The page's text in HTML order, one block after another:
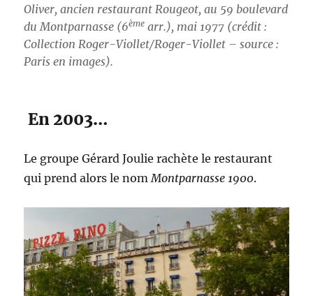
Oliver, ancien restaurant Rougeot, au 59 boulevard
du Montparnasse (6ème arr.), mai 1977 (crédit :
Collection Roger-Viollet/Roger-Viollet – source :
Paris en images).
En 2003…
Le groupe Gérard Joulie rachète le restaurant
qui prend alors le nomMontparnasse 1900.